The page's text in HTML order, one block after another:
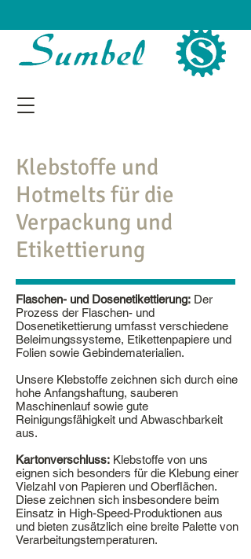
Klebstoffe und
Hotmelts für die
Verpackung und
Etikettierung
Flaschen- und Dosenetikettierung: Der
Prozess der Flaschen- und
Dosenetikettierung umfasst verschiedene
Beleimungssysteme, Etikettenpapiere und
Folien sowie Gebindematerialien.
Unsere Klebstoffe zeichnen sich durch eine
hohe Anfangshaftung, sauberen
Maschinenlauf sowie gute
Reinigungsfähigkeit und Abwaschbarkeit
aus.
Kartonverschluss: Klebstoffe von uns
eignen sich besonders für die Klebung einer
Vielzahl von Papieren und Oberflächen.
Diese zeichnen sich insbesondere beim
Einsatz in High-Speed-Produktionen aus
und bieten zusätzlich eine breite Palette von
Verarbeitungstemperaturen.